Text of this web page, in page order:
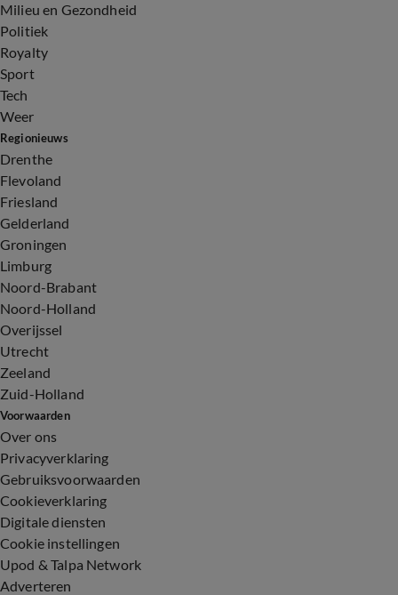
Milieu en Gezondheid
Politiek
Royalty
Sport
Tech
Weer
Regionieuws
Drenthe
Flevoland
Friesland
Gelderland
Groningen
Limburg
Noord-Brabant
Noord-Holland
Overijssel
Utrecht
Zeeland
Zuid-Holland
Voorwaarden
Over ons
Privacyverklaring
Gebruiksvoorwaarden
Cookieverklaring
Digitale diensten
Cookie instellingen
Upod & Talpa Network
Adverteren